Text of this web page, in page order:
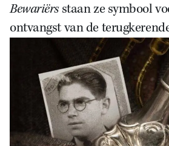
Bewariërsstaan ze symbool
ontvangst van de